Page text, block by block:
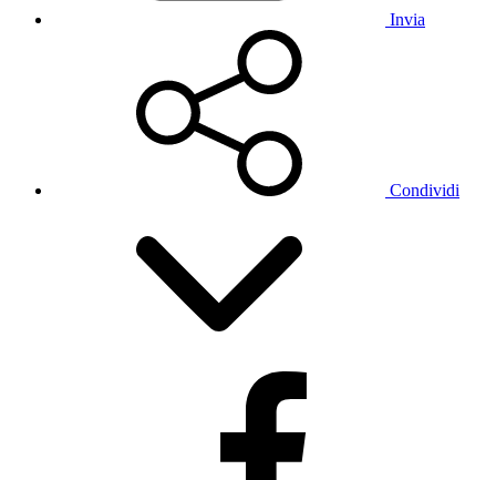
Invia
Condividi